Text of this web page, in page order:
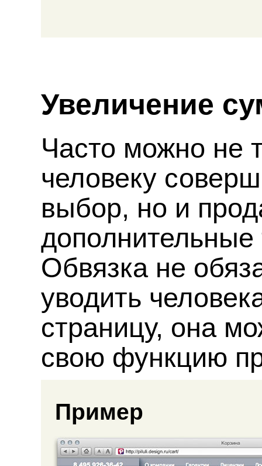
Увеличение
Часто можно не
человеку
выбор, но и
дополнительные
Обвязка не
уводить
страницу, она
свою функцию
Пример